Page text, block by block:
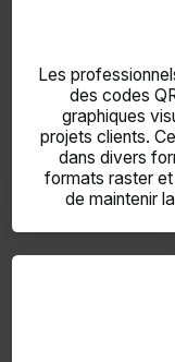
Les
des codes
graphiques
projets clients.
dans divers
formats raster
de maintenir